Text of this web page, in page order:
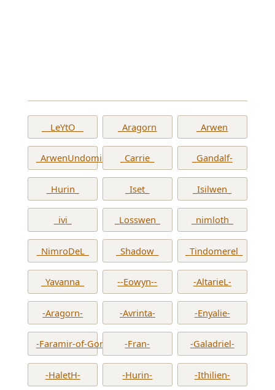
__LeYtO__ _Aragorn _Arwen
_ArwenUndomiel_ _Carrie_ _Gandalf-
_Hurin_ _Iset_ _Isilwen_
_ivi_ _Losswen_ _nimloth_
_NimroDeL_ _Shadow_ _Tindomerel_
_Yavanna_ --Eowyn-- -AltarieL-
-Aragorn- -Avrinta- -Enyalie-
-Faramir-of-Gondor- -Fran- -Galadriel-
-HaletH- -Hurin- -Ithilien-